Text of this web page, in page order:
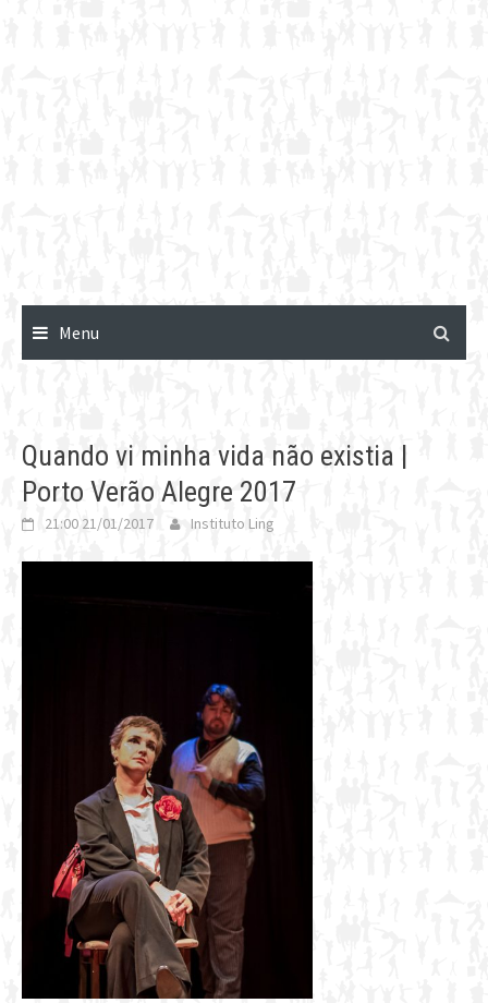
Menu
Quando vi minha vida não existia |
Porto Verão Alegre 2017
21:00 21/01/2017 Instituto Ling